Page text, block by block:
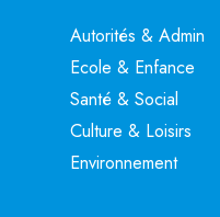
Autorités & Admin
Ecole & Enfance
Santé & Social
Culture & Loisirs
Environnement